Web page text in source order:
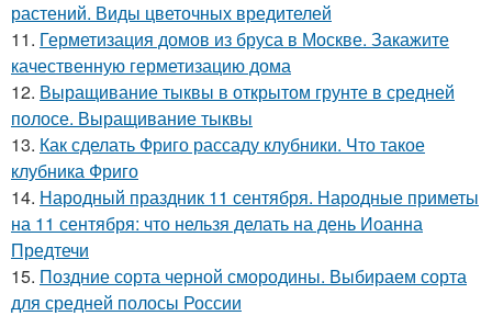
растений. Виды цветочных вредителей
11. Герметизация домов из бруса в Москве. Закажите
качественную герметизацию дома
12. Выращивание тыквы в открытом грунте в средней
полосе. Выращивание тыквы
13. Как сделать Фриго рассаду клубники. Что такое
клубника Фриго
14. Народный праздник 11 сентября. Народные приметы
на 11 сентября: что нельзя делать на день Иоанна
Предтечи
15. Поздние сорта черной смородины. Выбираем сорта
для средней полосы России